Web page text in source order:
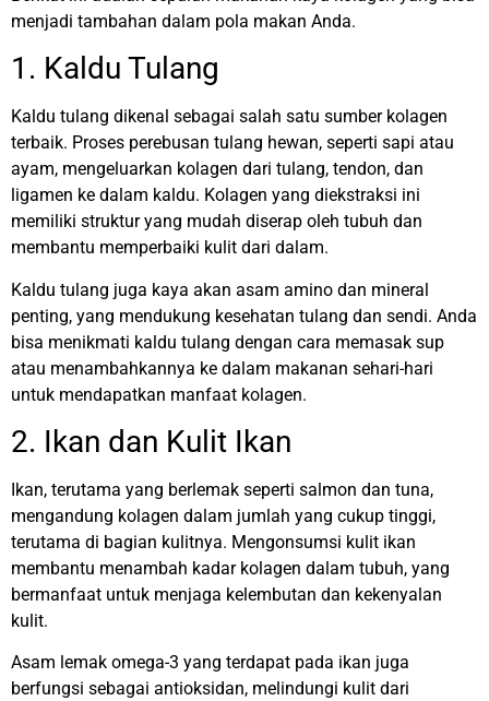
menjadi tambahan dalam pola makan Anda.
1. Kaldu Tulang
Kaldu tulang dikenal sebagai salah satu sumber kolagen
terbaik. Proses perebusan tulang hewan, seperti sapi atau
ayam, mengeluarkan kolagen dari tulang, tendon, dan
ligamen ke dalam kaldu. Kolagen yang diekstraksi ini
memiliki struktur yang mudah diserap oleh tubuh dan
membantu memperbaiki kulit dari dalam.
Kaldu tulang juga kaya akan asam amino dan mineral
penting, yang mendukung kesehatan tulang dan sendi. Anda
bisa menikmati kaldu tulang dengan cara memasak sup
atau menambahkannya ke dalam makanan sehari-hari
untuk mendapatkan manfaat kolagen.
2. Ikan dan Kulit Ikan
Ikan, terutama yang berlemak seperti salmon dan tuna,
mengandung kolagen dalam jumlah yang cukup tinggi,
terutama di bagian kulitnya. Mengonsumsi kulit ikan
membantu menambah kadar kolagen dalam tubuh, yang
bermanfaat untuk menjaga kelembutan dan kekenyalan
kulit.
Asam lemak omega-3 yang terdapat pada ikan juga
berfungsi sebagai antioksidan, melindungi kulit dari